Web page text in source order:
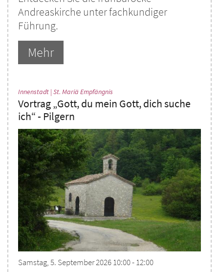
Andreaskirche unter fachkundiger
Führung.
Mehr
Innenstadt | St. Mariä Empfängnis
Vortrag „Gott, du mein Gott, dich suche
ich“ - Pilgern
Samstag, 5. September 2026 10:00 - 12:00